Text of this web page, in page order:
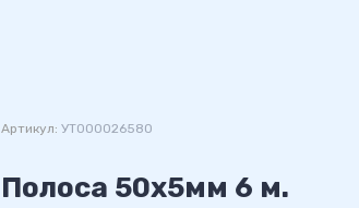
Артикул: УТ000026580
Полоса 50х5мм 6 м.